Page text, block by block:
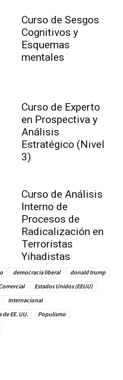
Curso de Sesgos
Cognitivos y
Esquemas
mentales
Curso de Experto
en Prospectiva y
Análisis
Estratégico (Nivel
3)
Curso de Análisis
Interno de
Procesos de
Radicalización en
Terroristas
Yihadistas
democracia liberal
donald trump
Estados Unidos (EEUU)
Internacional
EE. UU.
Populismo